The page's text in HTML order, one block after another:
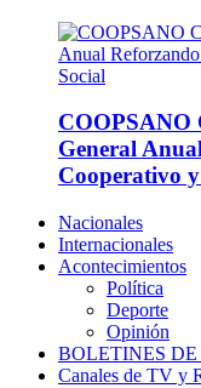
COOPSANO
General
Cooperativo
Nacionales
Internacionales
Acontecimientos
Política
Deporte
Opinión
BOLETINES
Canales de TV y